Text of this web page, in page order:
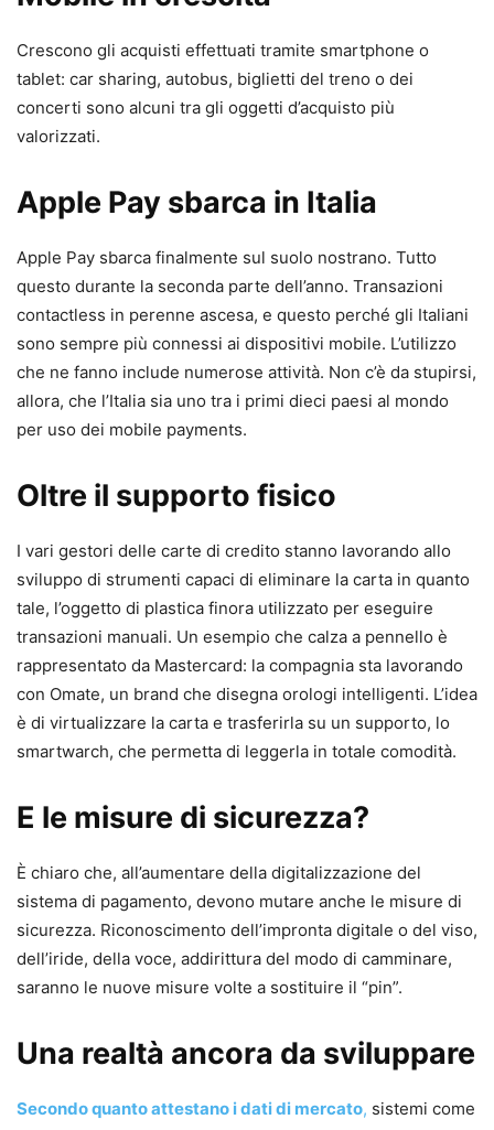
Crescono gli acquisti effettuati tramite smartphone o
tablet: car sharing, autobus, biglietti del treno o dei
concerti sono alcuni tra gli oggetti d’acquisto più
valorizzati.
Apple Pay sbarca in Italia
Apple Pay sbarca finalmente sul suolo nostrano. Tutto
questo durante la seconda parte dell’anno. Transazioni
contactless in perenne ascesa, e questo perché gli Italiani
sono sempre più connessi ai dispositivi mobile. L’utilizzo
che ne fanno include numerose attività. Non c’è da stupirsi,
allora, che l’Italia sia uno tra i primi dieci paesi al mondo
per uso dei mobile payments.
Oltre il supporto fisico
I vari gestori delle carte di credito stanno lavorando allo
sviluppo di strumenti capaci di eliminare la carta in quanto
tale, l’oggetto di plastica finora utilizzato per eseguire
transazioni manuali. Un esempio che calza a pennello è
rappresentato da Mastercard: la compagnia sta lavorando
con Omate, un brand che disegna orologi intelligenti. L’idea
è di virtualizzare la carta e trasferirla su un supporto, lo
smartwarch, che permetta di leggerla in totale comodità.
E le misure di sicurezza?
È chiaro che, all’aumentare della digitalizzazione del
sistema di pagamento, devono mutare anche le misure di
sicurezza. Riconoscimento dell’impronta digitale o del viso,
dell’iride, della voce, addirittura del modo di camminare,
saranno le nuove misure volte a sostituire il “pin”.
Una realtà ancora da sviluppare
Secondo quanto attestano i dati di mercato, sistemi come